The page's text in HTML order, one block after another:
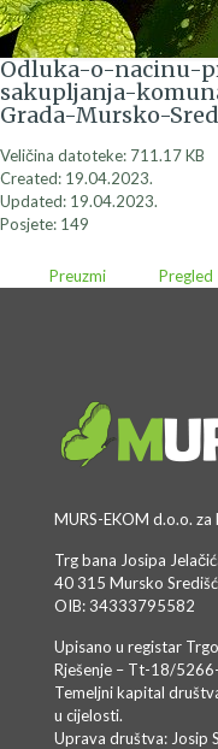
Odluka-o-nacinu-
sakupljanja-
Grada-Mursko-
Veličina datoteke: 711.17 KB
Created: 19.04.2023.
Updated: 19.04.2023.
Posjete: 149
Preuzmi Pregled
MURS-EKOM d.o.o.
Trg bana Josipa
40 315 Mursko
OIB: 34333795582
Upisano u registar
Rješenje – Tt-18/
Temeljni kapital
u cijelosti.
Uprava društva: Josip